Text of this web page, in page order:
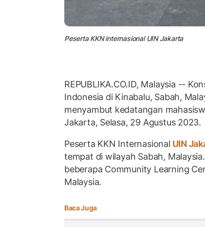
Peserta KKN internasional UIN Jakarta
REPUBLIKA.CO.ID, Malaysia --
Indonesia di Kinabalu, Sabah,
menyambut kedatangan
Jakarta, Selasa, 29 Agustus 2023.
Peserta KKN Internasional UIN
tempat di wilayah Sabah,
beberapa Community Learning
Malaysia.
Baca Juga